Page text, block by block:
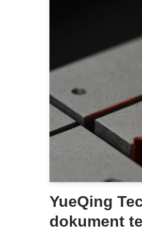
YueQing
dokument